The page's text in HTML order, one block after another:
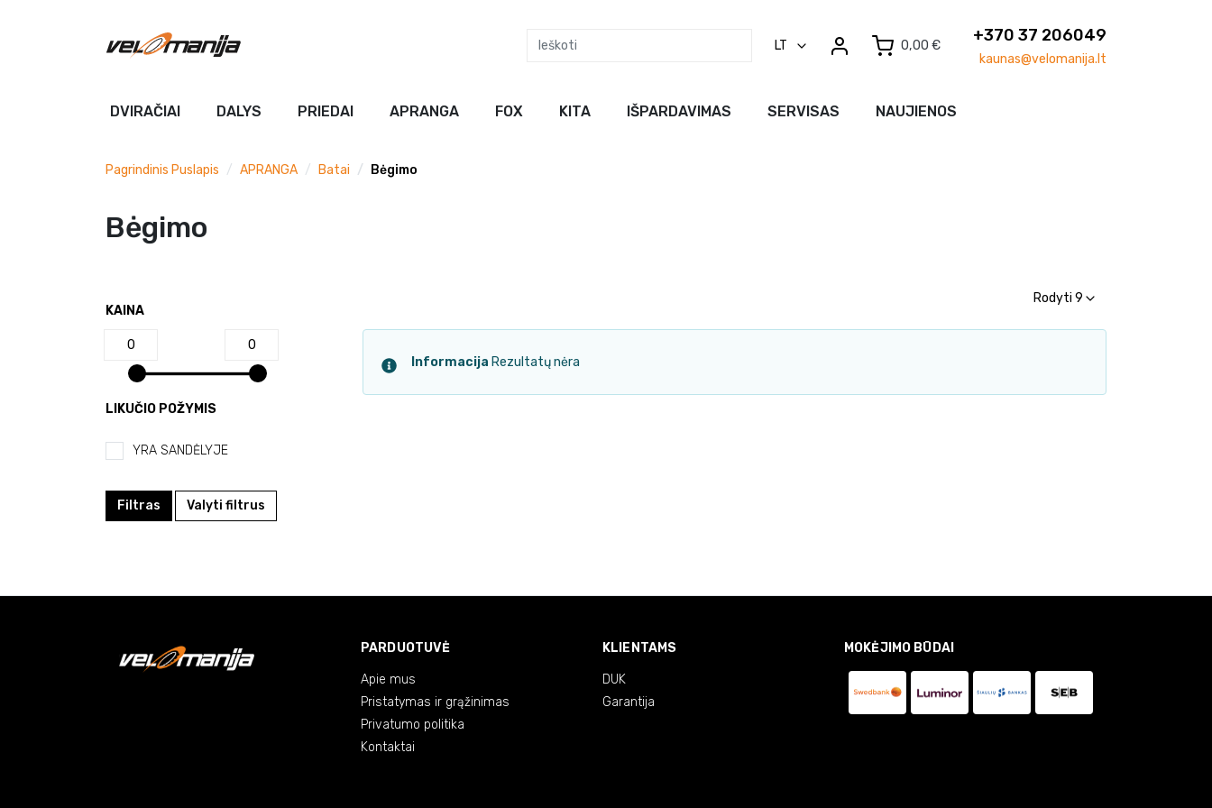
LT 0,00 €
+370 37 206049
kaunas@velomanija.lt
DVIRAČIAI DALYS PRIEDAI APRANGA FOX KITA IŠPARDAVIMAS SERVISAS NAUJIENOS
Pagrindinis Puslapis APRANGA Batai Bėgimo
Bėgimo
KAINA
0 0
LIKUČIO POŽYMIS
YRA SANDĖLYJE
Filtras Valyti filtrus
Rodyti 9
Informacija Rezultatų nėra
PARDUOTUVĖ
Apie mus
Pristatymas ir grąžinimas
Privatumo politika
Kontaktai
KLIENTAMS
DUK
Garantija
MOKĖJIMO BŪDAI